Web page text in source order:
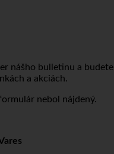
nášho bulletinu a budete
a akciách.
nebol nájdený.